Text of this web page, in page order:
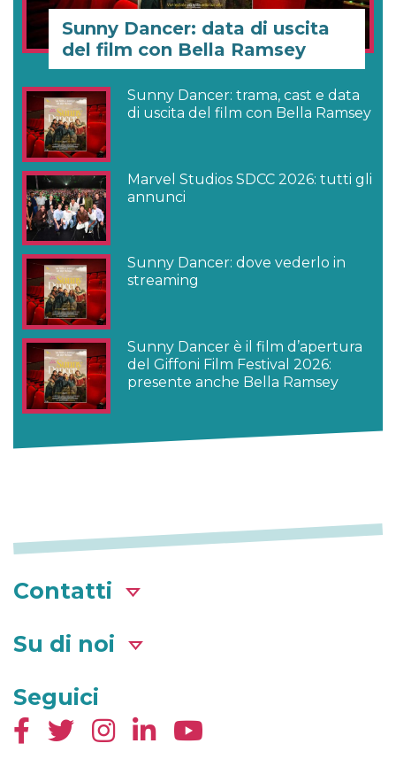
Sunny Dancer: data di uscita
del film con Bella Ramsey
Sunny Dancer: trama, cast e data
di uscita del film con Bella Ramsey
Marvel Studios SDCC 2026: tutti gli
annunci
Sunny Dancer: dove vederlo in
streaming
Sunny Dancer è il film d’apertura
del Giffoni Film Festival 2026:
presente anche Bella Ramsey
Contatti
Su di noi
Seguici